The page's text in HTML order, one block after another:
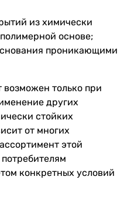
из химически
основе;
проникающими
только при
других
стойких
от многих
этой
конкретных условий